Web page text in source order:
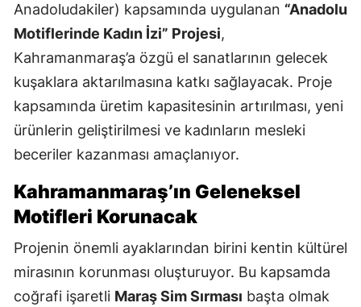
Anadoludakiler) kapsamında uygulanan “Anadolu
Motiflerinde Kadın İzi” Projesi,
Kahramanmaraş’a özgü el sanatlarının gelecek
kuşaklara aktarılmasına katkı sağlayacak. Proje
kapsamında üretim kapasitesinin artırılması, yeni
ürünlerin geliştirilmesi ve kadınların mesleki
beceriler kazanması amaçlanıyor.
Kahramanmaraş’ın Geleneksel
Motifleri Korunacak
Projenin önemli ayaklarından birini kentin kültürel
mirasının korunması oluşturuyor. Bu kapsamda
coğrafi işaretli Maraş Sim Sırması başta olmak